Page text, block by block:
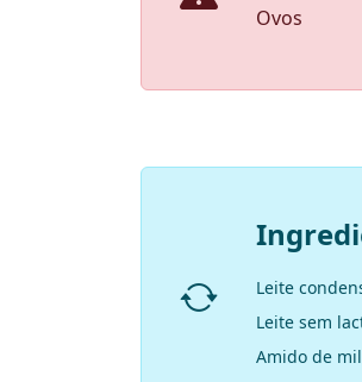
Ovos
Leite
Leite sem
Amido de